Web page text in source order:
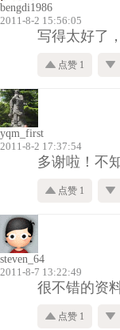
bengdi1986
2011-8-2 15:56:05
写得太好了
点赞 1
yqm_first
2011-8-2 17:37:54
多谢啦！不
点赞 1
steven_64
2011-8-7 13:22:49
很不错的资
点赞 1